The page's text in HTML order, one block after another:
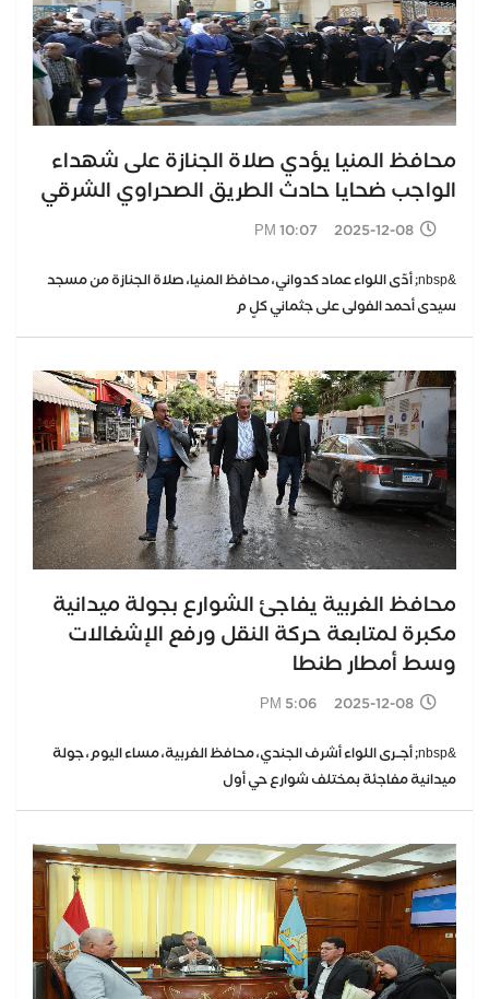
محافظ المنيا يؤدي صلاة الجنازة على شهداء
الواجب ضحايا حادث الطريق الصحراوي الشرقي
2025-12-08 10:07 PM
&nbsp; أدّى اللواء عماد كدواني، محافظ المنيا، صلاة الجنازة من مسجد
سيدى أحمد الفولى على جثماني كلٍ م
محافظ الغربية يفاجئ الشوارع بجولة ميدانية
مكبرة لمتابعة حركة النقل ورفع الإشغالات
وسط أمطار طنطا
2025-12-08 5:06 PM
&nbsp; أجــرى اللواء أشرف الجندي، محافظ الغربية، مساء اليوم، جولة
ميدانية مفاجئة بمختلف شوارع حي أول